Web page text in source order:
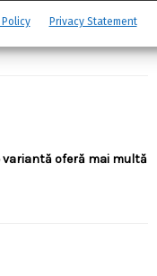
Privacy Statement
oferă mai multă